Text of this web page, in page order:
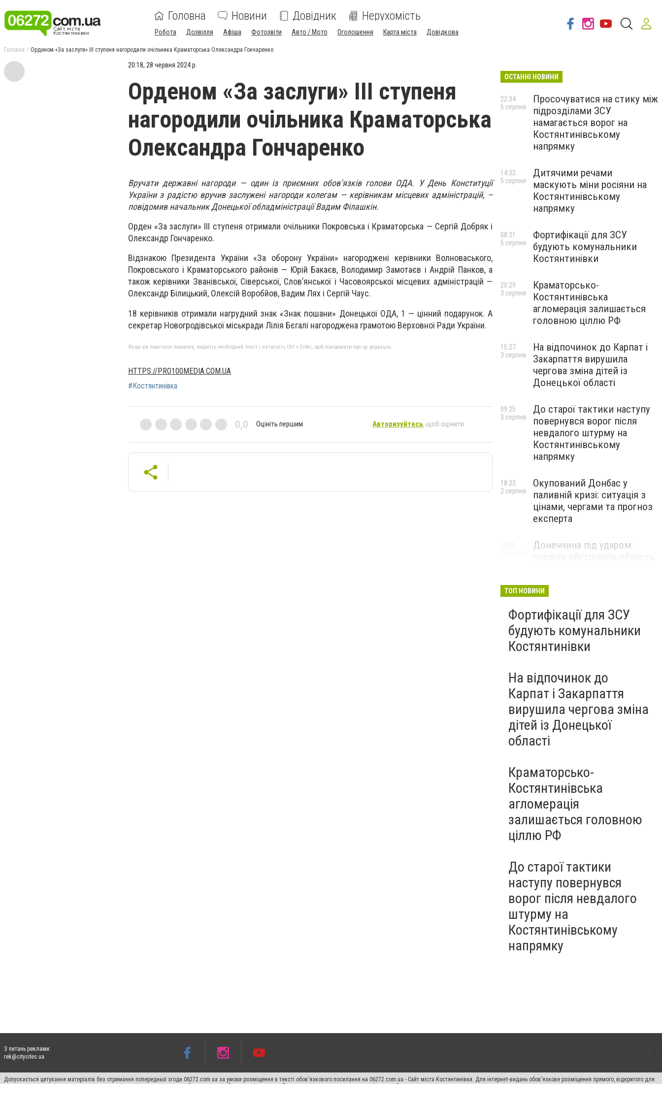
Головна Новини Довідник Нерухомість
Робота Дозвілля Афіша Фотозвіти Авто / Мото Оголошення Карта міста Довідкова
Головна Орденом «За заслуги» ІІІ ступеня нагородили очільника Краматорська Олександра Гончаренко
20:18, 28 червня 2024 р.
Орденом «За заслуги» ІІІ ступеня
нагородили очільника Краматорська
Олександра Гончаренко
Вручати державні нагороди — один із приємних обов’язків голови ОДА. У День Конституції
України з радістю вручив заслужені нагороди колегам — керівникам місцевих адміністрацій, –
повідомив начальник Донецької обладміністрації Вадим Філашкін.
Орден «За заслуги» ІІІ ступеня отримали очільники Покровська і Краматорська — Сергій Добряк і
Олександр Гончаренко.
Відзнакою Президента України «За оборону України» нагороджені керівники Волноваського,
Покровського і Краматорського районів — Юрій Бакаєв, Володимир Замотаєв і Андрій Панков, а
також керівники Званівської, Сіверської, Слов’янської і Часовоярської місцевих адміністрацій —
Олександр Білицький, Олексій Воробйов, Вадим Лях і Сергій Чаус.
18 керівників отримали нагрудний знак «Знак пошани» Донецької ОДА, 1 — цінний подарунок. А
секретар Новогродівської міськради Лілія Бєгалі нагороджена грамотою Верховної Ради України.
Якщо ви помітили помилку, виділіть необхідний текст і натисніть Ctrl + Enter, щоб повідомити про це редакцію
HTTPS://PRO100MEDIA.COM.UA
#Костянтинівка
0,0 Оцініть першим Авторизуйтесь, щоб оцінити
ОСТАННІ НОВИНИ
Просочуватися на стику між
підрозділами ЗСУ
намагається ворог на
Костянтинівському
напрямку
22:34
5 серпня
Дитячими речами
маскують міни росіяни на
Костянтинівському
напрямку
14:32
5 серпня
Фортифікації для ЗСУ
будують комунальники
Костянтинівки
08:31
5 серпня
Краматорсько-
Костянтинівська
агломерація залишається
головною ціллю РФ
20:29
3 серпня
На відпочинок до Карпат і
Закарпаття вирушила
чергова зміна дітей із
Донецької області
15:27
3 серпня
До старої тактики наступу
повернувся ворог після
невдалого штурму на
Костянтинівському
напрямку
09:25
3 серпня
Окупований Донбас у
паливній кризі: ситуація з
цінами, чергами та прогноз
експерта
18:23
2 серпня
Донеччина під ударом:
росіяни обстріляли область
ТОП НОВИНИ
Фортифікації для ЗСУ
будують комунальники
Костянтинівки
На відпочинок до
Карпат і Закарпаття
вирушила чергова зміна
дітей із Донецької
області
Краматорсько-
Костянтинівська
агломерація
залишається головною
ціллю РФ
До старої тактики
наступу повернувся
ворог після невдалого
штурму на
Костянтинівському
напрямку
З питань реклами:
rek@citysites.ua
Допускається цитування матеріалів без отримання попередньої згоди 06272.com.ua за умови розміщення в тексті обов'язкового посилання на 06272.com.ua - Сайт міста Костянтинівки. Для інтернет-видань обов'язкове розміщення прямого, відкритого для
пошукових систем гіперпосилання на цитовані статті не нижче другого абзацу в тексті або в якості джерела. Порушення виняткових прав переслідується Законом.